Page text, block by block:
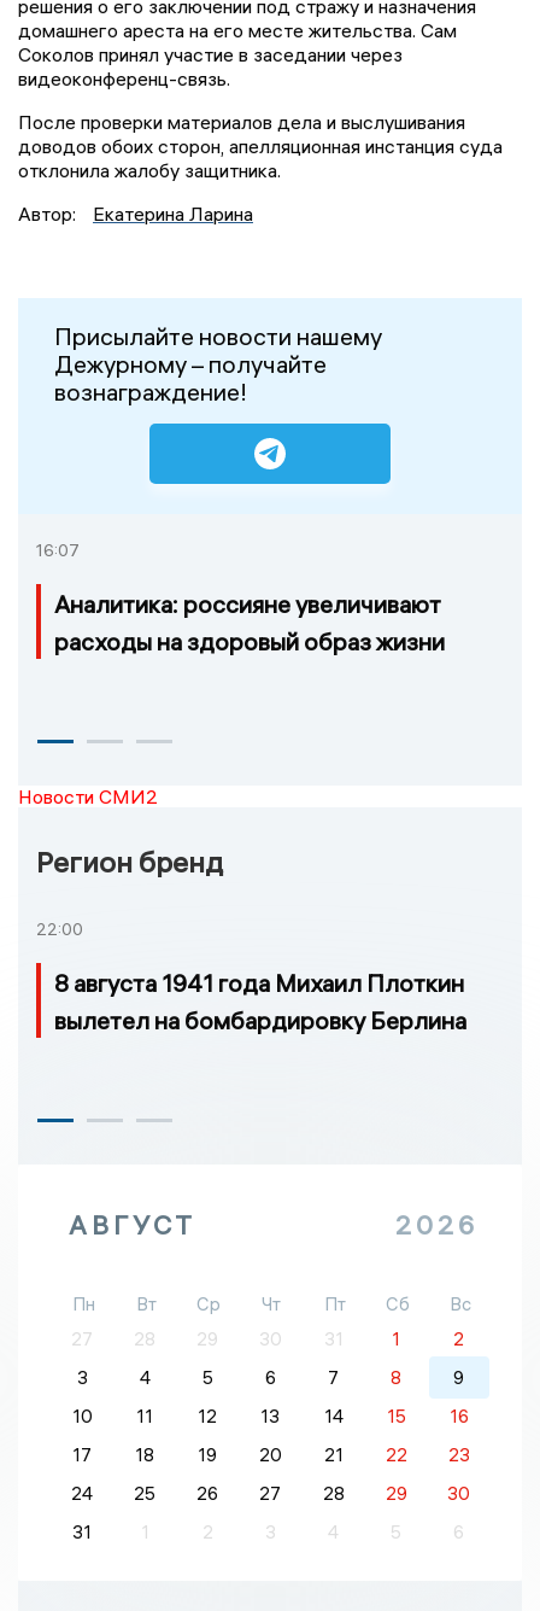
решения о его заключении под стражу и назначения
домашнего ареста на его месте жительства. Сам
Соколов принял участие в заседании через
видеоконференц-связь.
После проверки материалов дела и выслушивания
доводов обоих сторон, апелляционная инстанция суда
отклонила жалобу защитника.
Автор:
Екатерина Ларина
Присылайте новости нашему
Дежурному – получайте
вознаграждение!
16:07
Аналитика: россияне увеличивают
расходы на здоровый образ жизни
Новости СМИ2
Регион бренд
22:00
8 августа 1941 года Михаил Плоткин
вылетел на бомбардировку Берлина
АВГУСТ 2026
Пн Вт Ср Чт Пт Сб
Вс
27
28 29 30 31 1
2
3
4 5 6 7 8
9
10
11 12 13 14 15
16
17
18 19 20 21 22
23
24
25 26 27 28 29
30
31
1 2 3 4 5 6